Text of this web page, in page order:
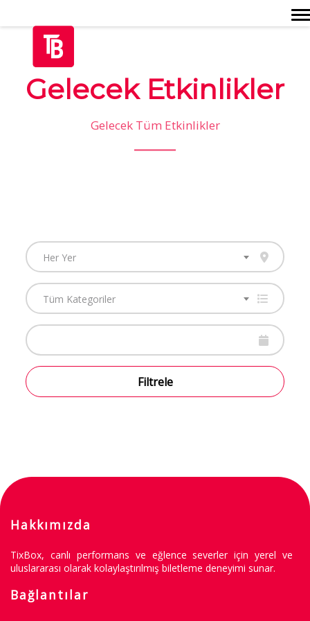
Gelecek Etkinlikler
Gelecek Tüm Etkinlikler
Her Yer
Tüm Kategoriler
Filtrele
Hakkımızda
TixBox, canlı performans ve eğlence severler için yerel ve
uluslararası olarak kolaylaştırılmış biletleme deneyimi sunar.
Bağlantılar